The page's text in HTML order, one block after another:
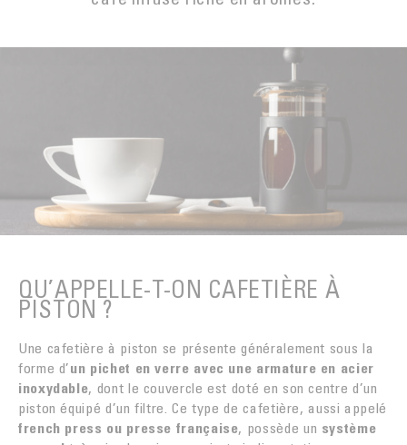
QU’APPELLE-T-ON CAFETIÈRE À
PISTON ?
Une cafetière à piston se présente généralement sous la
forme d’un pichet en verre avec une armature en acier
inoxydable, dont le couvercle est doté en son centre d’un
piston équipé d’un filtre. Ce type de cafetière, aussi appelé
french press ou presse française, possède un système